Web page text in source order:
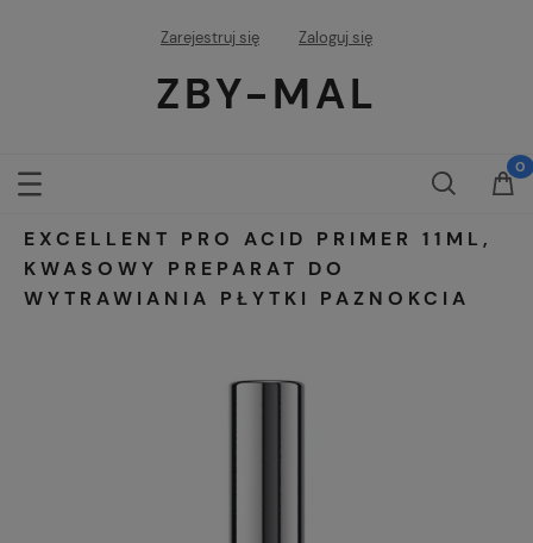
Zarejestruj się Zaloguj się
ZBY-MAL
EXCELLENT PRO ACID PRIMER 11ML,
KWASOWY PREPARAT DO
WYTRAWIANIA PŁYTKI PAZNOKCIA